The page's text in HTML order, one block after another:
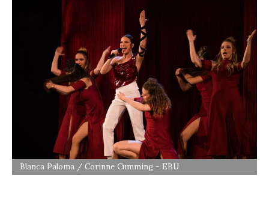
Blanca Paloma / Corinne Cumming - EBU